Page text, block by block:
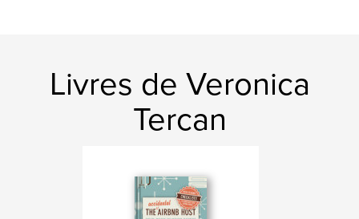
, hospitality
Livres de Veronica
Tercan